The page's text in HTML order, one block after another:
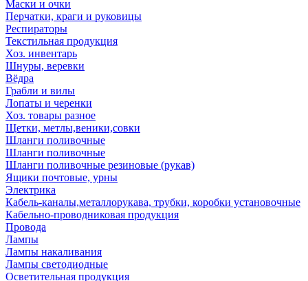
Маски и очки
Перчатки, краги и руковицы
Респираторы
Текстильная продукция
Хоз. инвентарь
Шнуры, веревки
Вёдра
Грабли и вилы
Лопаты и черенки
Хоз. товары разное
Щетки, метлы,веники,совки
Шланги поливочные
Шланги поливочные
Шланги поливочные резиновые (рукав)
Ящики почтовые, урны
Электрика
Кабель-каналы,металлорукава, трубки, коробки установочные
Кабельно-проводниковая продукция
Провода
Лампы
Лампы накаливания
Лампы светодиодные
Осветительная продукция